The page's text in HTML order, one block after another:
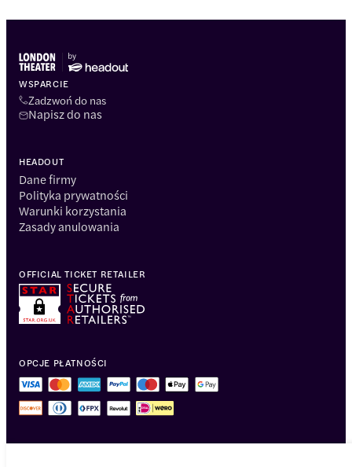
WSPARCIE
Zadzwoń do nas
Napisz do nas
HEADOUT
Dane firmy
Polityka prywatności
Warunki korzystania
Zasady anulowania
OPCJE PŁATNOŚCI
OFFICIAL TICKET RETAILER